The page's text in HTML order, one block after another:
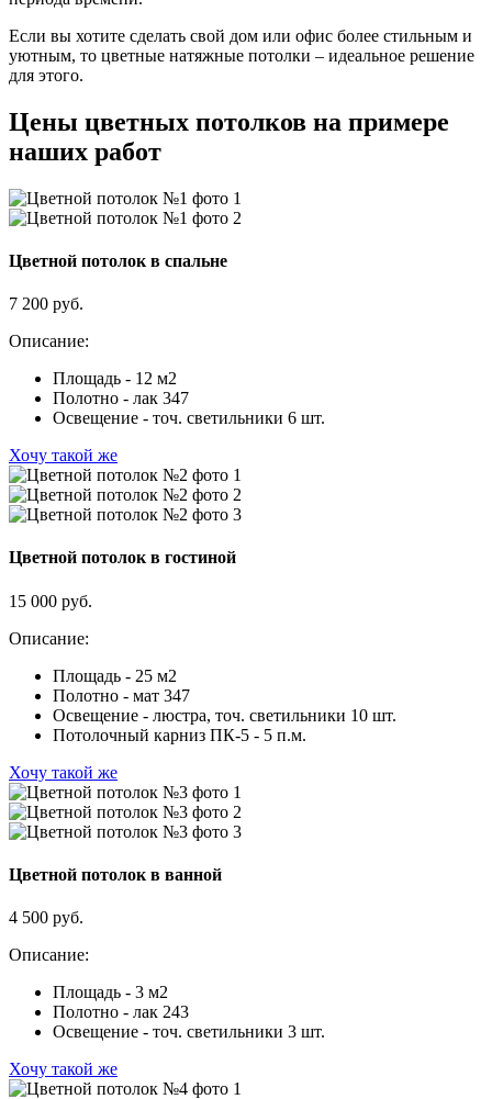
Если вы хотите сделать свой дом или офис более стильным и
уютным, то цветные натяжные потолки – идеальное решение
для этого.
Цены цветных потолков на примере
наших работ
Цветной потолок в спальне
7 200 руб.
Описание:
Площадь - 12 м2
Полотно - лак 347
Освещение - точ. светильники 6 шт.
Хочу такой же
Цветной потолок в гостиной
15 000 руб.
Описание:
Площадь - 25 м2
Полотно - мат 347
Освещение - люстра, точ. светильники 10 шт.
Потолочный карниз ПК-5 - 5 п.м.
Хочу такой же
Цветной потолок в ванной
4 500 руб.
Описание:
Площадь - 3 м2
Полотно - лак 243
Освещение - точ. светильники 3 шт.
Хочу такой же